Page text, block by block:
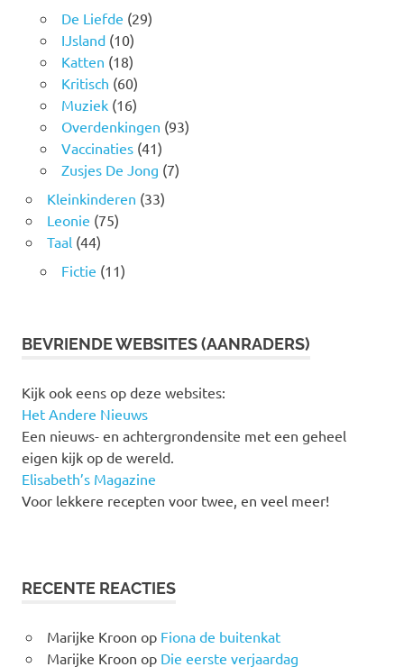
De Liefde (29)
IJsland(10)
Katten (18)
Kritisch (60)
Muziek(16)
Overdenkingen (93)
Vaccinaties(41)
Zusjes De Jong (7)
Kleinkinderen (33)
Leonie (75)
Taal(44)
Fictie (11)
BEVRIENDE WEBSITES (AANRADERS)
Kijk ook eens op deze websites:
Het Andere Nieuws
Een nieuws- en achtergrondensite met een geheel
eigen kijk op de wereld.
Elisabeth’s Magazine
Voor lekkere recepten voor twee, en veel meer!
RECENTE REACTIES
Marijke Kroon op Fiona de buitenkat
Marijke Kroon op Die eerste verjaardag